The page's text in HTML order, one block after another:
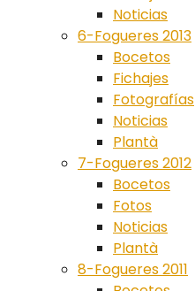
Noticias
6-Fogueres 2013
Bocetos
Fichajes
Fotografías
Noticias
Plantà
7-Fogueres 2012
Bocetos
Fotos
Noticias
Plantà
8-Fogueres 2011